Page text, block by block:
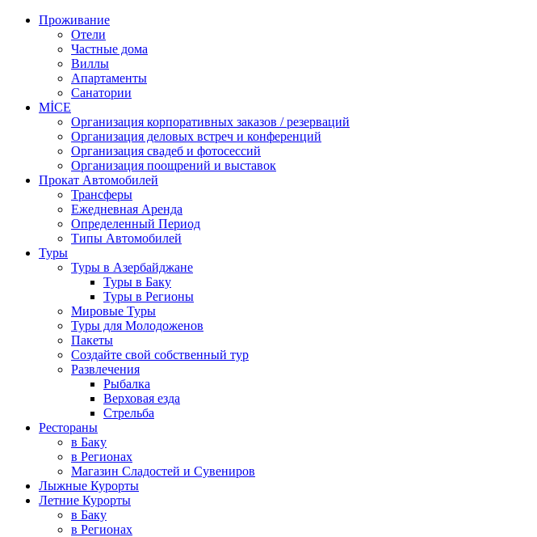
Проживание
Отели
Частные дома
Виллы
Апартаменты
Санатории
MİCE
Организация корпоративных заказов / резерваций
Организация деловых встреч и конференций
Организация свадеб и фотосессий
Организация поощрений и выставок
Прокат Автомобилей
Трансферы
Ежедневная Аренда
Определенный Период
Типы Автомобилей
Туры
Туры в Азербайджане
Туры в Баку
Туры в Регионы
Мировые Туры
Туры для Молодоженов
Пакеты
Создайте свой собственный тур
Развлечения
Рыбалка
Верховая езда
Стрельба
Рестораны
в Баку
в Регионах
Магазин Сладостей и Сувениров
Лыжные Курорты
Летние Курорты
в Баку
в Регионах